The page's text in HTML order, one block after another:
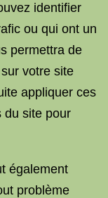
identifier
ou qui ont un
permettra de
votre site
appliquer ces
du site pour
également
problème